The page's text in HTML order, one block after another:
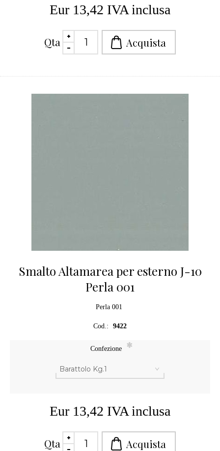
Eur 13,42 IVA inclusa
Qta
Smalto Altamarea per esterno J-10
Perla 001
Perla 001
Cod.: 9422
Confezione *
Eur 13,42 IVA inclusa
Qta